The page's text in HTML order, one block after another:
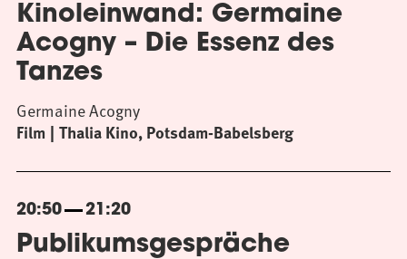
Kinoleinwand: Germaine
Acogny – Die Essenz des
Tanzes
Film Thalia Kino, Potsdam-Babelsberg
Germaine Acogny
20:50 21:20
Publikumsgespräche